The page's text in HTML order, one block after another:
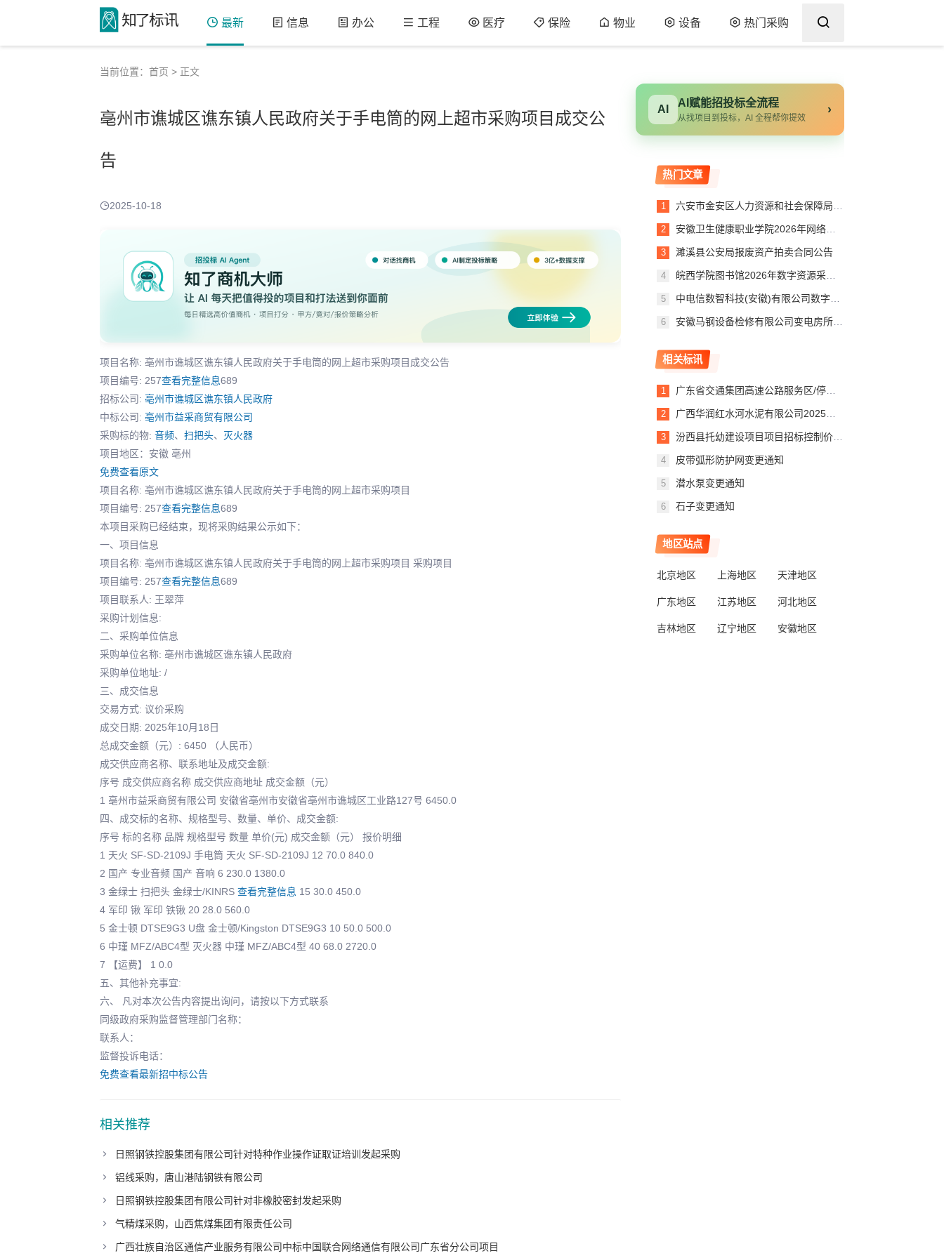
最新 信息 办公 工程 医疗 保险 物业 设备 热门采购
当前位置： 首页 > 正文
亳州市谯城区谯东镇人民政府关于手电筒的网上超市采购项目成交公
告
2025-10-18
项目名称: 亳州市谯城区谯东镇人民政府关于手电筒的网上超市采购项目成交公告
项目编号: 257查看完整信息689
招标公司: 亳州市谯城区谯东镇人民政府
中标公司: 亳州市益采商贸有限公司
采购标的物: 音频、 扫把头、 灭火器
项目地区：安徽 亳州
免费查看原文
项目名称: 亳州市谯城区谯东镇人民政府关于手电筒的网上超市采购项目
项目编号: 257查看完整信息689
本项目采购已经结束，现将采购结果公示如下：
一、项目信息
项目名称: 亳州市谯城区谯东镇人民政府关于手电筒的网上超市采购项目 采购项目
项目编号: 257查看完整信息689
项目联系人: 王翠萍
采购计划信息:
二、采购单位信息
采购单位名称: 亳州市谯城区谯东镇人民政府
采购单位地址: /
三、成交信息
交易方式: 议价采购
成交日期: 2025年10月18日
总成交金额（元）: 6450 （人民币）
成交供应商名称、联系地址及成交金额:
序号 成交供应商名称 成交供应商地址 成交金额（元）
1 亳州市益采商贸有限公司 安徽省亳州市安徽省亳州市谯城区工业路127号 6450.0
四、成交标的名称、规格型号、数量、单价、成交金额:
序号 标的名称 品牌 规格型号 数量 单价(元) 成交金额（元） 报价明细
1 天火 SF-SD-2109J 手电筒 天火 SF-SD-2109J 12 70.0 840.0
2 国产 专业音频 国产 音响 6 230.0 1380.0
3 金绿士 扫把头 金绿士/KINRS 查看完整信息 15 30.0 450.0
4 军印 锹 军印 铁锹 20 28.0 560.0
5 金士顿 DTSE9G3 U盘 金士顿/Kingston DTSE9G3 10 50.0 500.0
6 中瑾 MFZ/ABC4型 灭火器 中瑾 MFZ/ABC4型 40 68.0 2720.0
7 【运费】 1 0.0
五、其他补充事宜:
六、 凡对本次公告内容提出询问，请按以下方式联系
同级政府采购监督管理部门名称：
联系人：
监督投诉电话：
免费查看最新招中标公告
相关推荐
日照钢铁控股集团有限公司针对特种作业操作证取证培训发起采购
铝线采购，唐山港陆钢铁有限公司
日照钢铁控股集团有限公司针对非橡胶密封发起采购
气精煤采购，山西焦煤集团有限责任公司
广西壮族自治区通信产业服务有限公司中标中国联合网络通信有限公司广东省分公司项目
AI
AI赋能招投标全流程
从找项目到投标，AI 全程帮你提效
›
热门文章
六安市金安区人力资源和社会保障局关于台式整机的框架协议合同公告
安徽卫生健康职业学院2026年网络安全及测评服务项目采购文件
濉溪县公安局报废资产拍卖合同公告
皖西学院图书馆2026年数字资源采购项目合同公告
中电信数智科技(安徽)有限公司数字平台服务采购S002607项目询比结果公示
安徽马钢设备检修有限公司变电房所，变压器等检修合同中标公告
相关标讯
广东省交通集团高速公路服务区/停车区充电设施（第G批）项目设备采购G-CDZ2标评标报告
广西华润红水河水泥有限公司2025年西南大区水泥基地电缆联采变更公告
汾西县托幼建设项目项目招标控制价变更
皮带弧形防护网变更通知
潜水泵变更通知
石子变更通知
地区站点
北京地区 上海地区 天津地区
广东地区 江苏地区 河北地区
吉林地区 辽宁地区 安徽地区